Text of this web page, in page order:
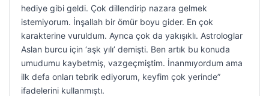
hediye gibi geldi. Çok dillendirip nazara gelmek
istemiyorum. İnşallah bir ömür boyu gider. En çok
karakterine vuruldum. Ayrıca çok da yakışıklı. Astrologlar
Aslan burcu için ‘aşk yılı’ demişti. Ben artık bu konuda
umudumu kaybetmiş, vazgeçmiştim. İnanmıyordum ama
ilk defa onları tebrik ediyorum, keyfim çok yerinde”
ifadelerini kullanmıştı.